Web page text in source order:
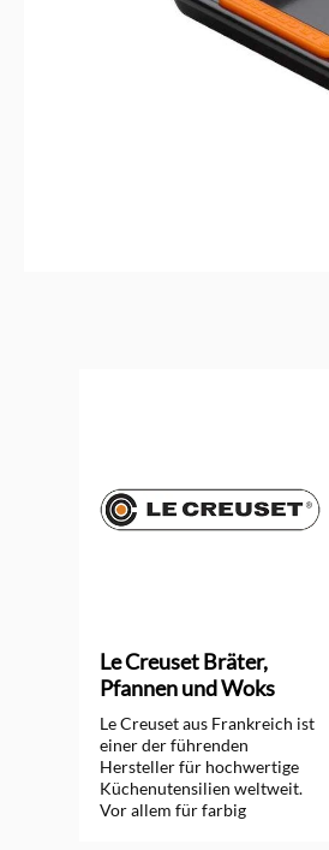
Le Creuset Bräter,
Pfannen und Woks
Le Creuset aus Frankreich ist
einer der führenden
Hersteller für hochwertige
Küchenutensilien weltweit.
Vor allem für farbig